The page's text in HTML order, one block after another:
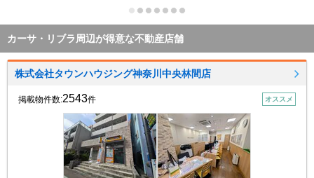
カーサ・リブラ周辺が得意な不動産店舗
株式会社タウンハウジング神奈川中央林間店
掲載物件数:2543件 オススメ